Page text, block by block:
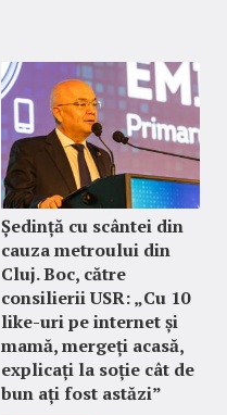
Ședință cu scântei din
cauza metroului din
Cluj. Boc, către
consilierii USR: „Cu 10
like-uri pe internet și
mamă, mergeți acasă,
explicați la soție cât de
bun ați fost astăzi”